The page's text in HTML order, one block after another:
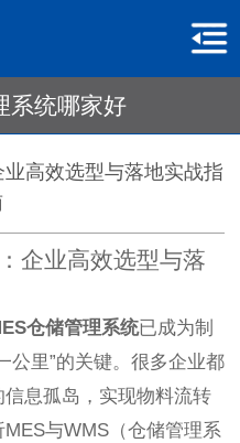
系统哪家好
高效选型与落地实战指
企业高效选型与落
仓储管理系统已成为制
公里”的关键。很多企业都
息孤岛，实现物料流转
与WMS（仓储管理系